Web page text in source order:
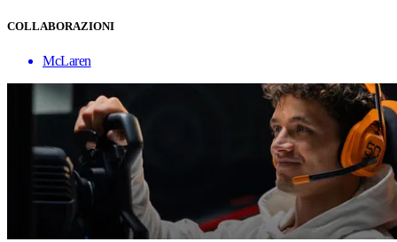
COLLABORAZIONI
McLaren